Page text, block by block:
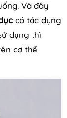
Và đây
có tác dụng
dụng thì
cơ thể